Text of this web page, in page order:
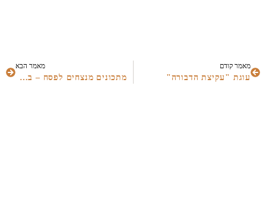
מאמר קודם
עוגת "עקיצת הדבורה"
מאמר הבא
מתכונים מנצחים לפסח – בריא, כשר וקל להכנה!